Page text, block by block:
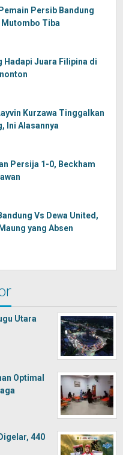
Persib Bandung
Tiba
Hadapi Juara Filipina di
Kurzawa Tinggalkan
Ini Alasannya
Persija 1-0, Beckham
Vs Dewa United,
yang Absen
Utara
Optimal
440